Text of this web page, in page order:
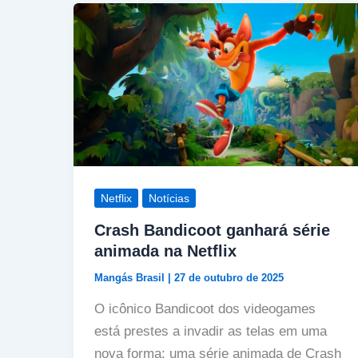
Netflix Notícias
Crash Bandicoot ganhará série
animada na Netflix
Mangás Brasil 27 de outubro de 2025
O icônico Bandicoot dos videogames
está prestes a invadir as telas em uma
nova forma: uma série animada de Crash